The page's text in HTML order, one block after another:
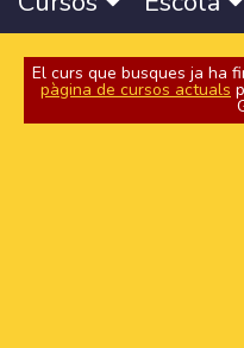
El curs que busques ja ha
pàgina de cursos actuals